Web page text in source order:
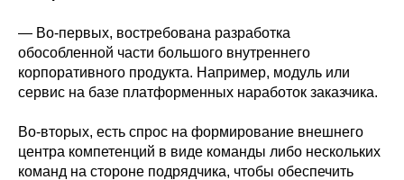
— Во-первых, востребована разработка
обособленной части большого внутреннего
корпоративного продукта. Например, модуль или
сервис на базе платформенных наработок заказчика.
Во-вторых, есть спрос на формирование внешнего
центра компетенций в виде команды либо нескольких
команд на стороне подрядчика, чтобы обеспечить